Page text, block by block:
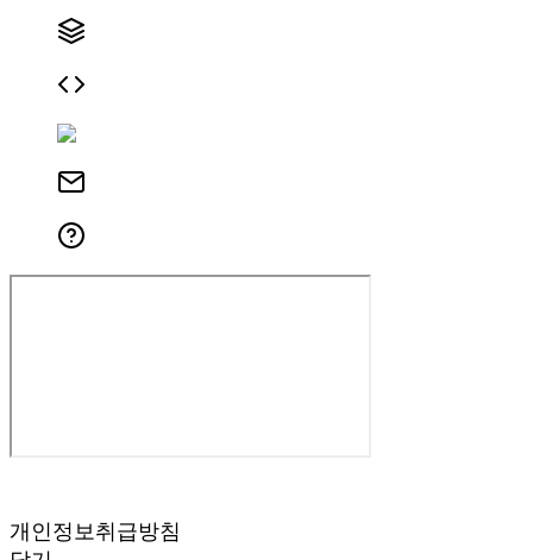
개인정보취급방침